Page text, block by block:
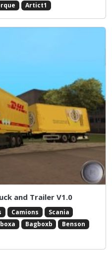
Artict1
and Trailer V1.0
Camions
Scania
Bagboxb
Benson